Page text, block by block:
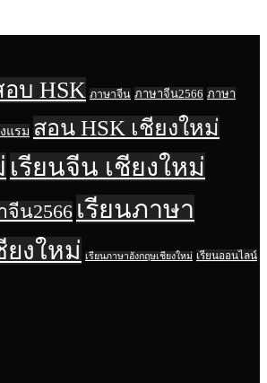
บ HSK ภาษาจีน ภาษาจีน2566 ภาษา
แรม สอน HSK เชียงใหม่
เรียนจีน เชียงใหม่
จีน2566 เรียนภาษา
ยงใหม่ เรียนภาษาอังกฤษเชียงใหม่ เรียนออนไลน์